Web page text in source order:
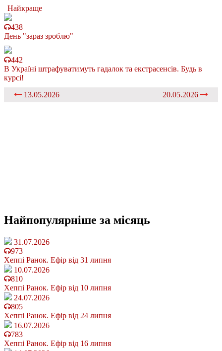
Найкраще
438
День "зараз зроблю"
442
В Україні штрафуватимуть гадалок та екстрасенсів. Будь в
курсі!
13.05.2026
20.05.2026
Найпопулярніше за місяць
31.07.2026
973
Хеппі Ранок. Ефір від 31 липня
10.07.2026
810
Хеппі Ранок. Ефір від 10 липня
24.07.2026
805
Хеппі Ранок. Ефір від 24 липня
16.07.2026
783
Хеппі Ранок. Ефір від 16 липня